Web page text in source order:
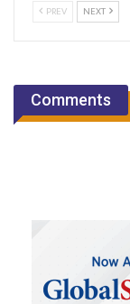
PREV NEXT
Comments